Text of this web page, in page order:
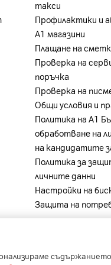
такси
Профилактики и
А1 магазини
Плащане на
Проверка на
поръчка
Проверка на
Общи условия и
Политика на A1
обработване на
на кандидатите
Политика за
личните данни
Настройки на
Защита на
A1 Bulgaria. Protected by